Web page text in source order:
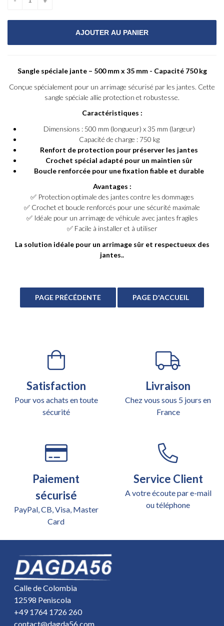
Sangle spéciale jante – 500 mm x 35 mm - Capacité 750 kg
Conçue spécialement pour un arrimage sécurisé par les jantes. Cette
sangle spéciale allie protection et robustesse.
Caractéristiques :
Dimensions : 500 mm (longueur) x 35 mm (largeur)
Capacité de charge : 750 kg
Renfort de protection pour préserver les jantes
Crochet spécial adapté pour un maintien sûr
Boucle renforcée pour une fixation fiable et durable
Avantages :
✅ Protection optimale des jantes contre les dommages
✅ Crochet et boucle renforcés pour une sécurité maximale
✅ Idéale pour un arrimage de véhicule avec jantes fragiles
✅ Facile à installer et à utiliser
La solution idéale pour un arrimage sûr et respectueux des
jantes..
Satisfaction
Pour vos achats en toute
sécurité
Livraison
Chez vous sous 5 jours en
France
Paiement
sécurisé
PayPal, CB, Visa, Master
Card
Service Client
A votre écoute par e-mail
ou téléphone
Calle de Colombia
12598 Peniscola
+49 1764 1726 260
contact@dagda56.com